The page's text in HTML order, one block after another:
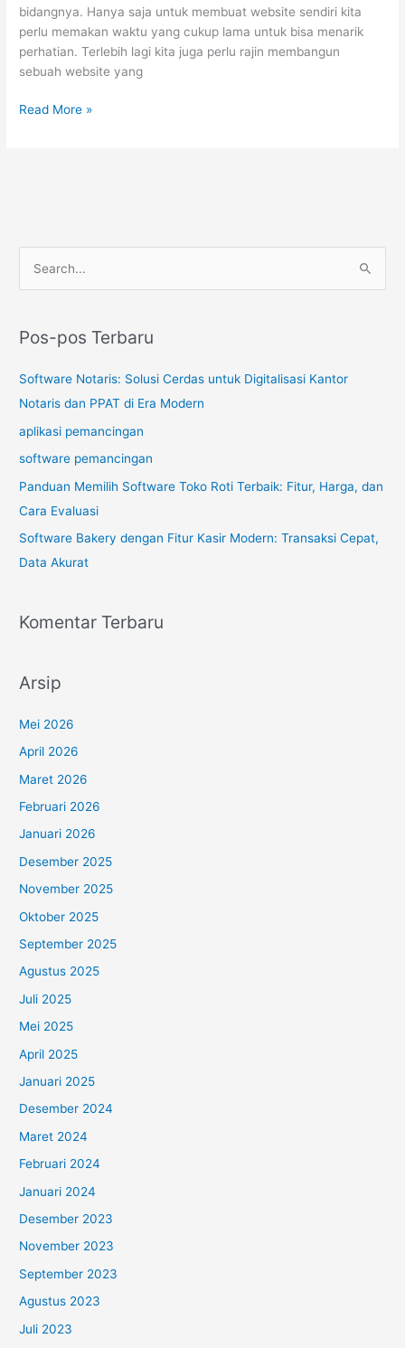
bidangnya. Hanya saja untuk membuat website sendiri kita
perlu memakan waktu yang cukup lama untuk bisa menarik
perhatian. Terlebih lagi kita juga perlu rajin membangun
sebuah website yang
Read More »
i
k
:
Pos-pos Terbaru
Software Notaris: Solusi Cerdas untuk Digitalisasi Kantor
Notaris dan PPAT di Era Modern
aplikasi pemancingan
software pemancingan
Panduan Memilih Software Toko Roti Terbaik: Fitur, Harga, dan
Cara Evaluasi
Software Bakery dengan Fitur Kasir Modern: Transaksi Cepat,
Data Akurat
Komentar Terbaru
Arsip
Mei 2026
April 2026
Maret 2026
Februari 2026
Januari 2026
Desember 2025
November 2025
Oktober 2025
September 2025
Agustus 2025
Juli 2025
Mei 2025
April 2025
Januari 2025
Desember 2024
Maret 2024
Februari 2024
Januari 2024
Desember 2023
November 2023
September 2023
Agustus 2023
Juli 2023